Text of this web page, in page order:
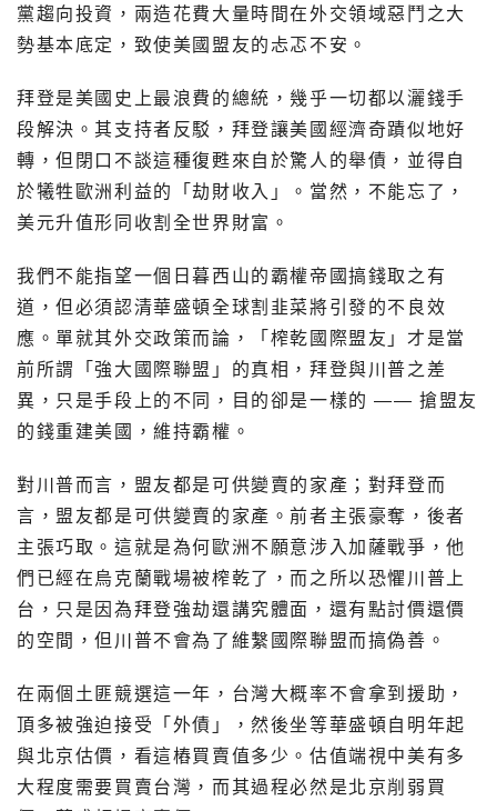
黨趨向投資，兩造花費大量時間在外交領域惡鬥之大
勢基本底定，致使美國盟友的忐忑不安。
拜登是美國史上最浪費的總統，幾乎一切都以灑錢手
段解決。其支持者反駁，拜登讓美國經濟奇蹟似地好
轉，但閉口不談這種復甦來自於驚人的舉債，並得自
於犧牲歐洲利益的「劫財收入」。當然，不能忘了，
美元升值形同收割全世界財富。
我們不能指望一個日暮西山的霸權帝國搞錢取之有
道，但必須認清華盛頓全球割韭菜將引發的不良效
應。單就其外交政策而論，「榨乾國際盟友」才是當
前所謂「強大國際聯盟」的真相，拜登與川普之差
異，只是手段上的不同，目的卻是一樣的 —— 搶盟友
的錢重建美國，維持霸權。
對川普而言，盟友都是可供變賣的家產；對拜登而
言，盟友都是可供變賣的家產。前者主張豪奪，後者
主張巧取。這就是為何歐洲不願意涉入加薩戰爭，他
們已經在烏克蘭戰場被榨乾了，而之所以恐懼川普上
台，只是因為拜登強劫還講究體面，還有點討價還價
的空間，但川普不會為了維繫國際聯盟而搞偽善。
在兩個土匪競選這一年，台灣大概率不會拿到援助，
頂多被強迫接受「外債」，然後坐等華盛頓自明年起
與北京估價，看這樁買賣值多少。估值端視中美有多
大程度需要買賣台灣，而其過程必然是北京削弱買